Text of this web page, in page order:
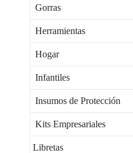
Gorras
Herramientas
Hogar
Infantiles
Insumos de Protección
Kits Empresariales
Libretas